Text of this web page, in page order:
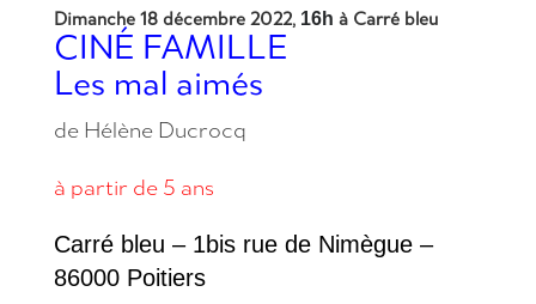
Dimanche 18 décembre 2022,16h à Carré bleu
CINÉ FAMILLE
Les mal aimés
de Hélène Ducrocq
à partir de 5 ans
Carré bleu – 1bis rue de Nimègue –
86000 Poitiers